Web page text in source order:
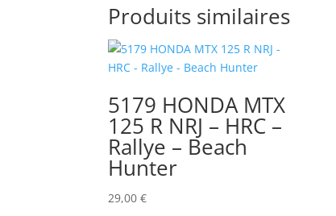
Produits similaires
5179 HONDA MTX
125 R NRJ – HRC –
Rallye – Beach
Hunter
29,00€